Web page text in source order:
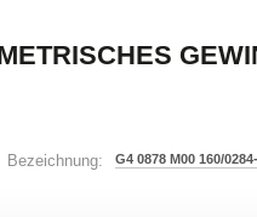
Bezeichnung: G4 0878 M00 160/